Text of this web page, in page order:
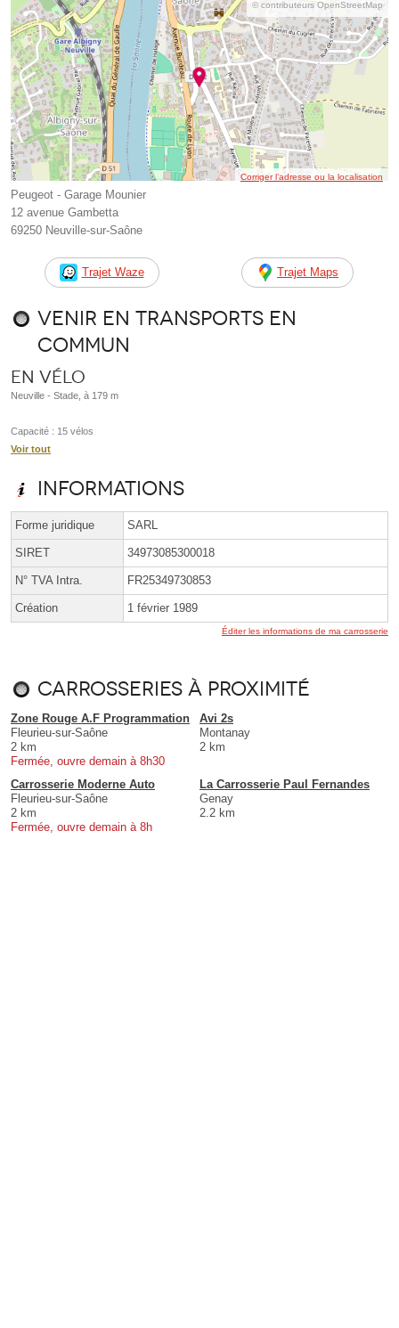
© contributeurs OpenStreetMap
Corriger l’adresse ou la localisation
Peugeot - Garage Mounier
12 avenue Gambetta
69250 Neuville-sur-Saône
Trajet Waze Trajet Maps
Venir en transports en
commun
En vélo
Neuville - Stade, à 179 m
Capacité : 15 vélos
Voir tout
Informations
Forme juridique SARL
SIRET 34973085300018
N° TVA Intra. FR25349730853
Création 1 février 1989
Éditer les informations de ma carrosserie
Carrosseries à proximité
Zone Rouge A.F Programmation
Fleurieu-sur-Saône
2 km
Fermée, ouvre demain à 8h30
Avi 2s
Montanay
2 km
Carrosserie Moderne Auto
Fleurieu-sur-Saône
2 km
Fermée, ouvre demain à 8h
La Carrosserie Paul Fernandes
Genay
2.2 km